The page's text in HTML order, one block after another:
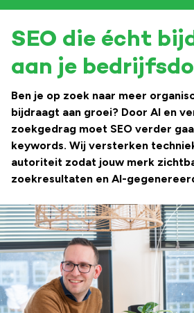
SEO die écht
aan je
Ben je op zoek naar meer
bijdraagt aan groei? Door AI en
zoekgedrag moet SEO verder
keywords. Wij versterken
autoriteit zodat jouw merk
zoekresultaten en AI-